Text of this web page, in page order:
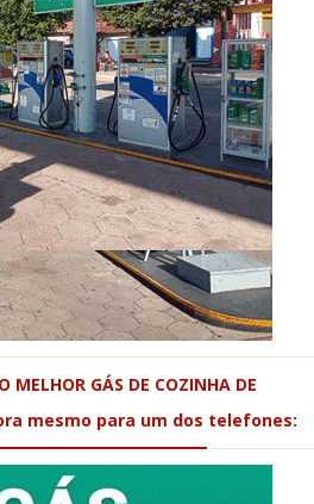
MELHOR GÁS DE COZINHA DE
mesmo para um dos telefones: